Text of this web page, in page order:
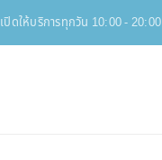
เปิดให้บริการทุกวัน 10:00 - 20:00